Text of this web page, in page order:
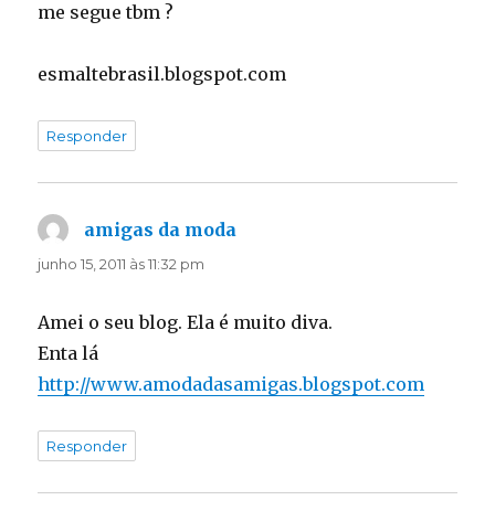
me segue tbm ?
esmaltebrasil.blogspot.com
Responder
amigas da moda
junho 15, 2011 às 11:32 pm
Amei o seu blog. Ela é muito diva.
Enta lá
http://www.amodadasamigas.blogspot.com
Responder